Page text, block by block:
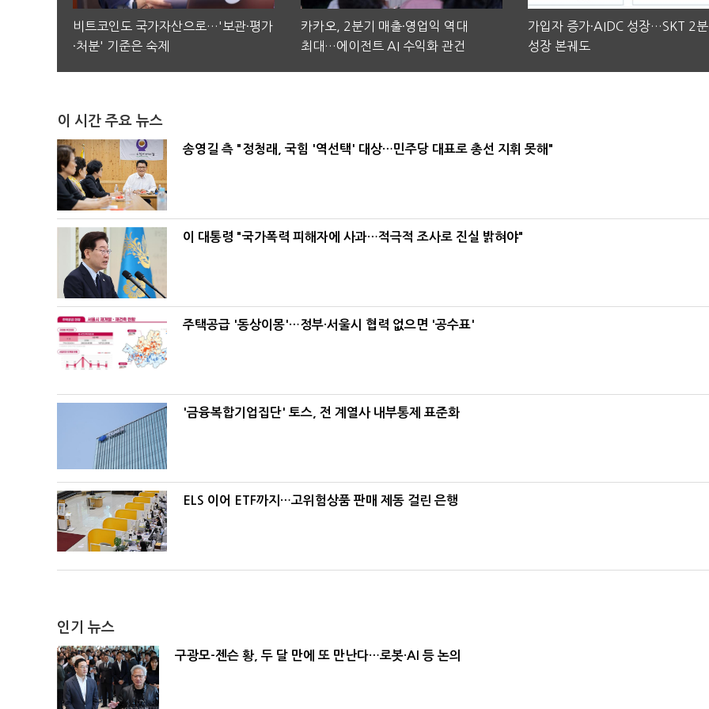
비트코인도 국가자산으로…'보관·평가
·처분' 기준은 숙제
카카오, 2분기 매출·영업익 역대
최대…에이전트 AI 수익화 관건
가입자 증가·AIDC 성장…SKT 2
성장 본궤도
이 시간 주요 뉴스
송영길 측 "정청래, 국힘 '역선택' 대상…민주당 대표로 총선 지휘 못해"
이 대통령 "국가폭력 피해자에 사과…적극적 조사로 진실 밝혀야"
주택공급 '동상이몽'…정부·서울시 협력 없으면 '공수표'
'금융복합기업집단' 토스, 전 계열사 내부통제 표준화
ELS 이어 ETF까지…고위험상품 판매 제동 걸린 은행
인기 뉴스
구광모-젠슨 황, 두 달 만에 또 만난다…로봇·AI 등 논의